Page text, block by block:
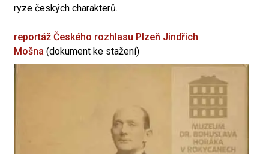
ryze českých charakterů.
reportáž Českého rozhlasu Plzeň Jindřich
Mošna (dokument ke stažení)